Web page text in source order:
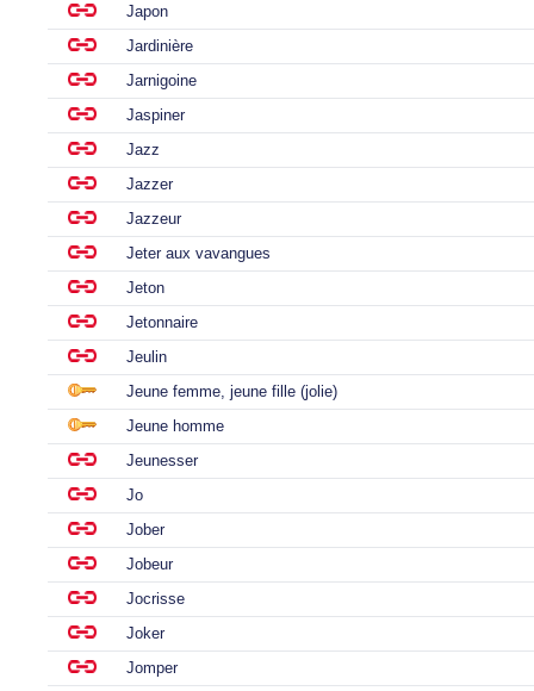
Japon
Jardinière
Jarnigoine
Jaspiner
Jazz
Jazzer
Jazzeur
Jeter aux vavangues
Jeton
Jetonnaire
Jeulin
Jeune femme, jeune fille (jolie)
Jeune homme
Jeunesser
Jo
Jober
Jobeur
Jocrisse
Joker
Jomper